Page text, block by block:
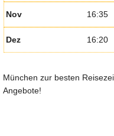
Nov 16:35
Dez 16:20
München zur besten
Angebote!